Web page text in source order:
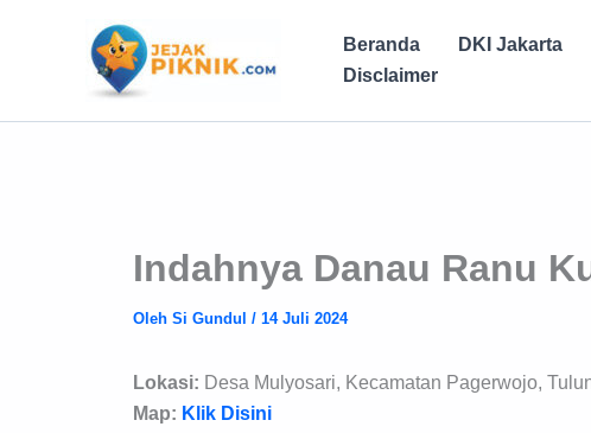
Beranda DKI Jakarta
Disclaimer
Indahnya Danau Ranu
Oleh Si Gundul / 14 Juli 2024
Lokasi: Desa Mulyosari, Kecamatan Pagerwojo,
Map: Klik Disini